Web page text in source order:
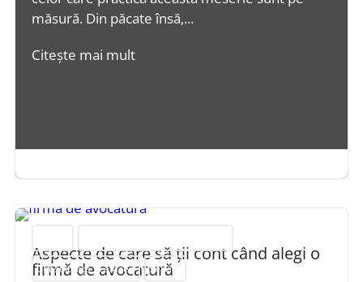
măsură. Din păcate însă,...
Citește mai mult
Consultanță în afaceri Servicii
Aspecte de care să ţii cont când alegi o
firmă de avocatură